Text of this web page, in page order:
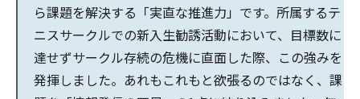
ら課題を解決する「実直な推進力」です。所属するテ
ニスサークルでの新入生勧誘活動において、目標数に
達せずサークル存続の危機に直面した際、この強みを
発揮しました。あれもこれもと欲張るのではなく、課